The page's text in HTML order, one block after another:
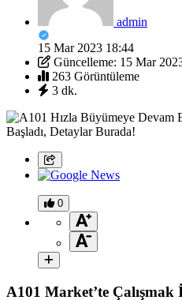
admin
15 Mar 2023 18:44
Güncelleme: 15 Mar
263 Görüntüleme
3 dk.
0
A101 Market’te Çalışmak